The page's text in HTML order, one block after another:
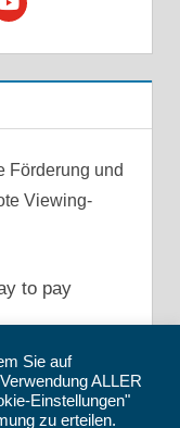
Förderung und
Viewing-
Sie auf
ALLER
Einstellungen"
zu erteilen.